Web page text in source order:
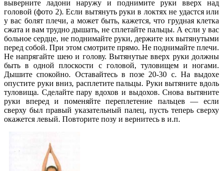
выверни­те ладони наружу и поднимите руки вверх над
головой (фото 2). Если вытянуть руки в локтях не удастся или
у вас болят пле­чи, а может быть, кажется, что грудная клетка
сжата и вам трудно дышать, не сплетайте пальцы. А если у вас
больное сердце, не поднимайте руки, держите их вытянутыми
перед собой. При этом смотрите пря­мо. Не поднимайте плечи.
Не напрягайте шею и голову. Вы­тянутые вверх руки должны
быть в одной плоскости с головой, туловищем и ногами.
Дышите спокойно. Оставайтесь в позе 20-30 с. На выдохе
опус­тите руки вниз, расплетите пальцы. Руки вытяните вдоль
туловища. Сделайте пару вдо­хов и выдохов. Снова вытяните
руки вперед и поменяйте пере­плетение пальцев — если
сверху был правый указательный па­лец, пусть теперь сверху
окажется левый. Повторите позу и вернитесь в и.п.